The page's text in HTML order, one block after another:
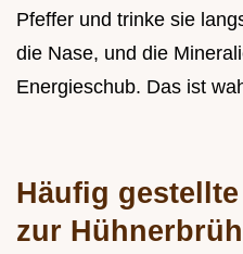
Pfeffer und trinke sie
die Nase, und die
Energieschub. Das ist
Häufig
zur